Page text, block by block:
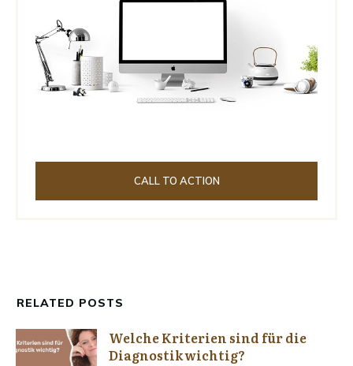
CALL TO ACTION
RELATED POSTS
Welche Kriterien sind für die
Diagnostik wichtig?